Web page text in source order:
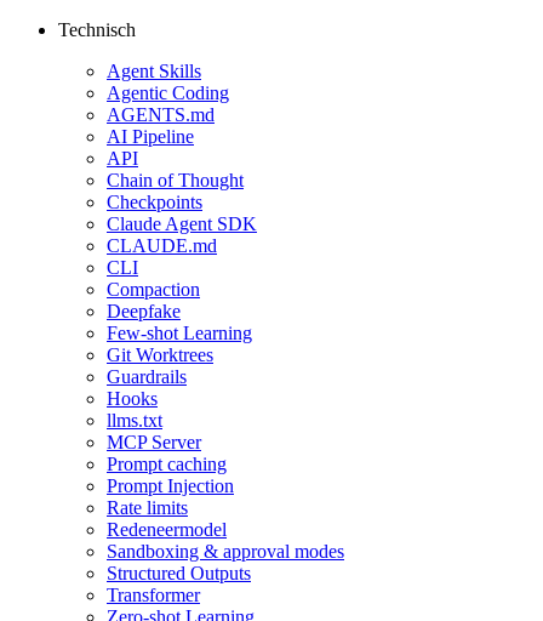
Technisch
Agent Skills
Agentic Coding
AGENTS.md
AI Pipeline
API
Chain of Thought
Checkpoints
Claude Agent SDK
CLAUDE.md
CLI
Compaction
Deepfake
Few-shot Learning
Git Worktrees
Guardrails
Hooks
llms.txt
MCP Server
Prompt caching
Prompt Injection
Rate limits
Redeneermodel
Sandboxing & approval modes
Structured Outputs
Transformer
Zero-shot Learning